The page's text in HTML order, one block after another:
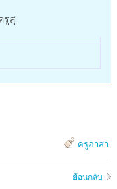
รูสุ
ครูอาสา.
ย้อนกลับ